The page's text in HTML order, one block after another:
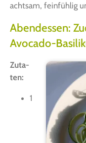
acht­sam, fein­füh­lig
Abendessen:
Avocado-
Zuta­
ten:
1